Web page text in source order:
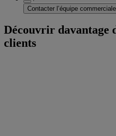
Contacter l’équipe commerciale
Découvrir davantage
clients